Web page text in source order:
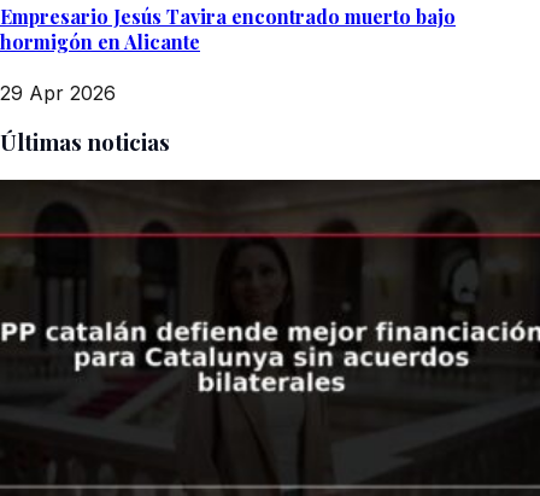
Empresario Jesús Tavira encontrado muerto bajo
hormigón en Alicante
29 Apr 2026
Últimas noticias